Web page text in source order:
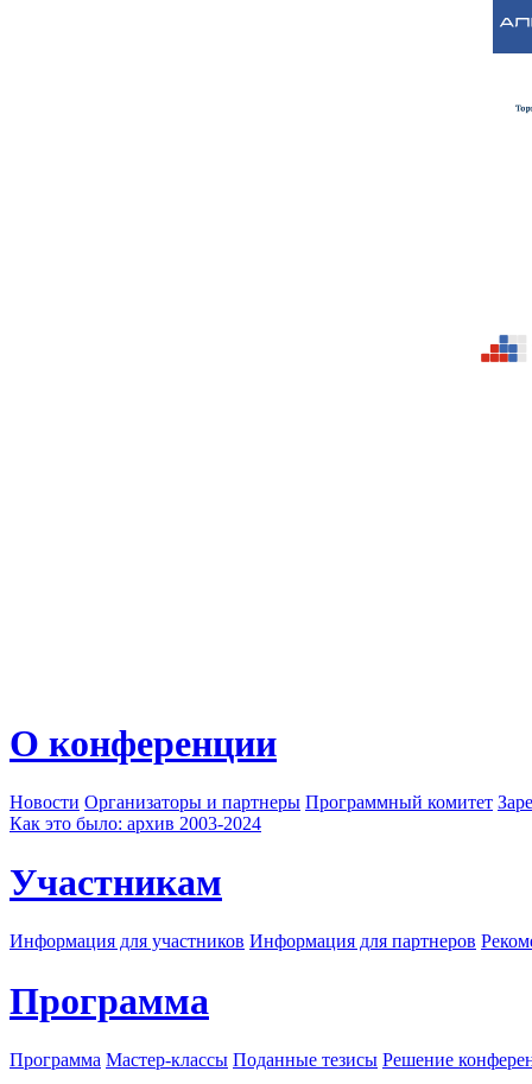
О конференции
Новости Организаторы и партнеры Программный комитет
Как это было: архив 2003-2024
Участникам
Информация для участников Информация для партнеров
Программа
Программа Мастер-классы Поданные тезисы Решение